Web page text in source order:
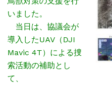
いました。
当日は、協議会が
導入したUAV（DJI
Mavic 4T）による捜
索活動の補助とし
て、